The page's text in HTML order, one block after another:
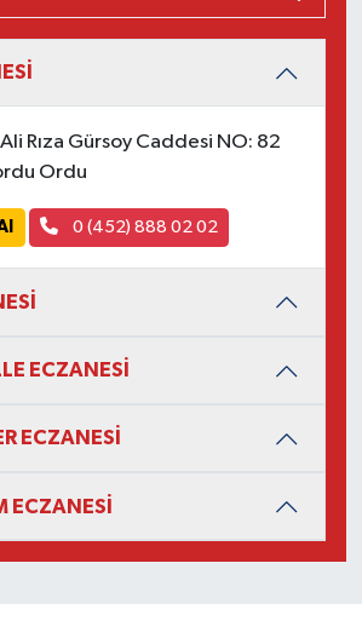
Rıza Gürsoy Caddesi NO: 82
Ordu
0 (452) 888 02 02
ECZANESİ
ECZANESİ
ECZANESİ